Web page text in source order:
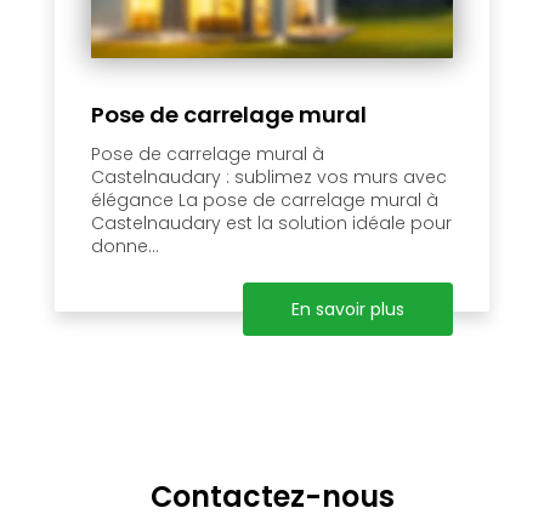
Pose de carrelage mural
Pose de carrelage mural à
Castelnaudary : sublimez vos murs avec
élégance La pose de carrelage mural à
Castelnaudary est la solution idéale pour
donne...
En savoir plus
Contactez-nous